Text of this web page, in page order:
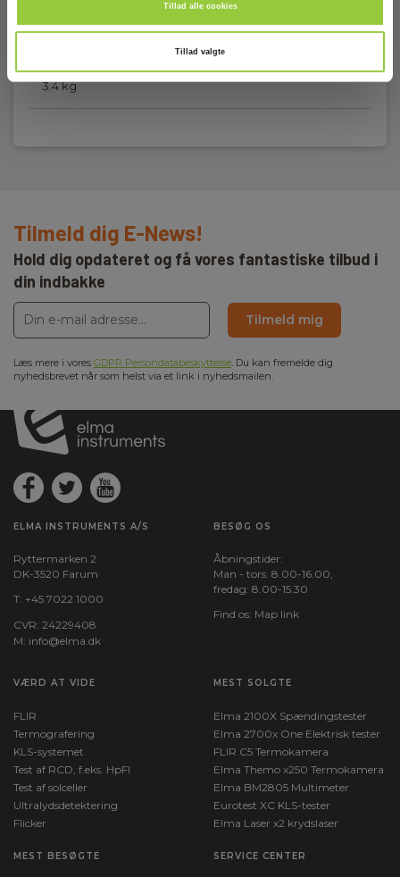
Tillad alle cookies
Tillad valgte
Vægt
Nettovægt:
3.4 kg
Tilmeld dig E-News!
Hold dig opdateret og få vores fantastiske tilbud i
din indbakke
Tilmeld mig
Læs mere i vores GDPR Persondatabeskyttelse. Du kan fremelde dig
nyhedsbrevet når som helst via et link i nyhedsmailen.
ELMA INSTRUMENTS A/S
Ryttermarken 2
DK-3520 Farum
T: +45 7022 1000
CVR: 24229408
M: info@elma.dk
BESØG OS
Åbningstider:
Man - tors: 8.00-16.00,
fredag: 8.00-15.30
Find os: Map link
VÆRD AT VIDE
FLIR
Termografering
KLS-systemet
Test af RCD, f.eks. HpFI
Test af solceller
Ultralydsdetektering
Flicker
MEST SOLGTE
Elma 2100X Spændingstester
Elma 2700x One Elektrisk tester
FLIR C5 Termokamera
Elma Themo x250 Termokamera
Elma BM2805 Multimeter
Eurotest XC KLS-tester
Elma Laser x2 krydslaser
MEST BESØGTE SERVICE CENTER